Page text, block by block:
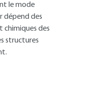
le mode
dépend des
chimiques des
structures